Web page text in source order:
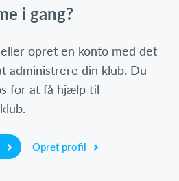
i gang?
opret en konto med det
administrere din klub. Du
for at få hjælp til
Opret profil